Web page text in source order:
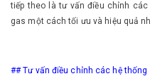
tiếp theo là tư vấn điều chỉnh
gas một cách tối ưu và hiệu quả
## Tư vấn điều chỉnh các hệ thống